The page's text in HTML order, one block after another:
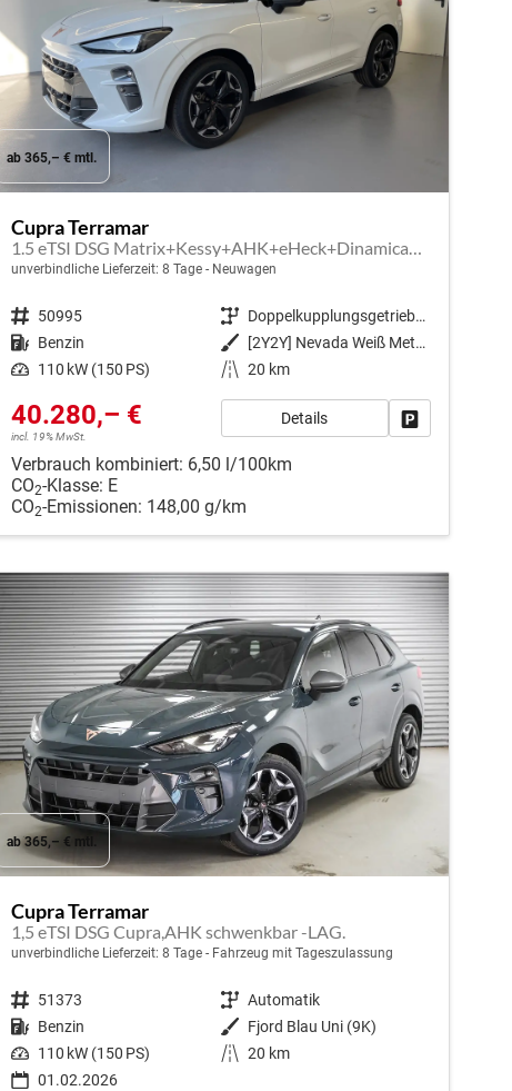
ab 365,– € mtl.
Cupra Terramar
1.5 eTSI DSG Matrix+Kessy+AHK+eHeck+Dinamica+CarPlay+eHeck+GV5
unverbindliche Lieferzeit: 8 Tage Neuwagen
Fahrzeugnr. 50995 Getriebe
Doppelkupplungsgetriebe (DSG)
Kraftstoff Benzin Außenfarbe
[2Y2Y] Nevada Weiß Metallic
Leistung 110 kW (150 PS) Kilometerstand 20 km
40.280,– €
incl. 19% MwSt.
Details
Verbrauch kombiniert: 6,50 l/100km
CO2-Klasse: E
CO2-Emissionen: 148,00 g/km
ab 365,– € mtl.
Cupra Terramar
1,5 eTSI DSG Cupra,AHK schwenkbar -LAG.
unverbindliche Lieferzeit: 8 Tage Fahrzeug mit Tageszulassung
Fahrzeugnr. 51373 Getriebe Automatik
Kraftstoff Benzin Außenfarbe Fjord Blau Uni (9K)
Leistung 110 kW (150 PS) Kilometerstand 20 km
01.02.2026